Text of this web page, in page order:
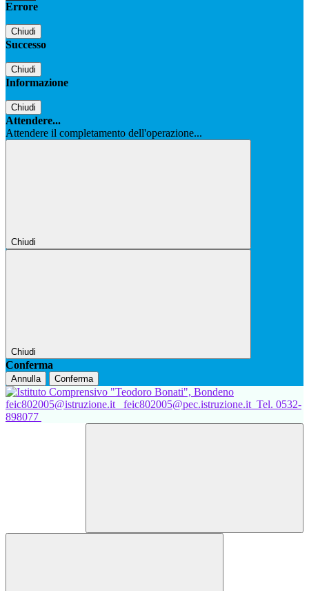
Errore
Chiudi
Successo
Chiudi
Informazione
Chiudi
Attendere...
Attendere il completamento dell'operazione...
Chiudi
Chiudi
Conferma
Annulla Conferma
feic802005@istruzione.it feic802005@pec.istruzione.it Tel. 0532-
898077